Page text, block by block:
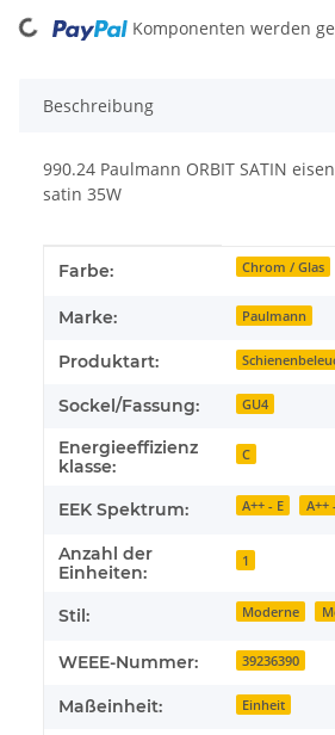
Loading... Komponenten werden
Beschreibung
990.24 Paulmann ORBIT SATIN
satin 35W
Produkteigenschaft
Wert
Farbe: Chrom / Glas
Marke: Paulmann
Produktart:
Sockel/Fassung: GU4
Energieeffizienz
klasse:
C
EEK Spektrum: A++ - E A++
Anzahl der
Einheiten:
1
Stil: Moderne
WEEE-Nummer: 39236390
Maßeinheit: Einheit